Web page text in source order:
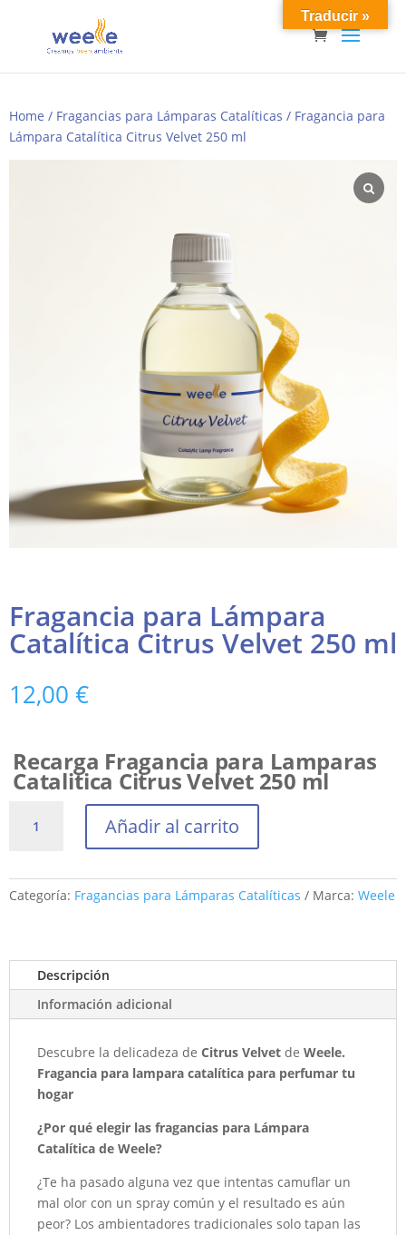
Home / Fragancias para Lámparas Catalíticas / Fragancia para
Lámpara Catalítica Citrus Velvet 250 ml
Fragancia para Lámpara
Catalítica Citrus Velvet 250 ml
12,00 €
Recarga Fragancia para Lamparas
Catalitica Citrus Velvet 250 ml
para
Citrus
ml
cantidad
Añadir al carrito
Categoría: Fragancias para Lámparas Catalíticas Marca: Weele
Descripción
Información adicional
Descubre la delicadeza de Citrus Velvet de Weele.
Fragancia para lampara catalítica para perfumar tu
hogar
¿Por qué elegir las fragancias para Lámpara
Catalítica de Weele?
¿Te ha pasado alguna vez que intentas camuflar un
mal olor con un spray común y el resultado es aún
peor? Los ambientadores tradicionales solo tapan las
Traducir »